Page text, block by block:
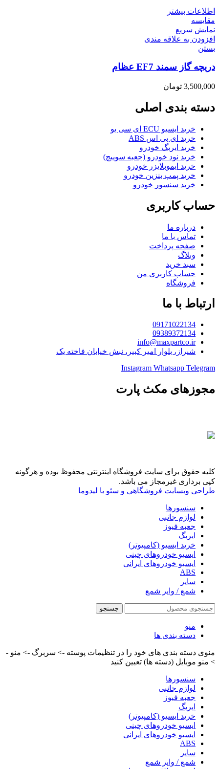
اطلاعات بیشتر
مقایسه
نمایش سریع
افزودن به علاقه مندی
بستن
دریچه گاز سمند EF7 عظام
3,500,000 تومان
دسته بندی اصلی
خرید ایسیو ECU ای سی یو
خرید ای بی اس ABS
خرید ایربگ خودرو
خرید نود خودرو (جعبه سوییچ)
خرید ایموبلایزر خودرو
خرید پمپ بنزین خودرو
خرید سنسور خودرو
حساب کاربری
درباره ما
تماس با ما
صفحه پرداخت
وبلاگ
سبد خرید
حساب کاربری من
فروشگاه
ارتباط با ما
09171022134
09389372134
info@maxpartco.ir
شیراز، بلوار امیر کبیر، نبش خیابان فاخته یک
Instagram Whatsapp Telegram
مجوزهای مکث پارت
کلیه حقوق برای سایت فروشگاه اینترنتی محفوظ بوده و هرگونه
کپی برداری غیرمجاز می باشد.
طراحی وبسایت فروشگاهی و سئو با لیدوما
سنسورها
لوازم جانبی
جعبه فیوز
ایربگ
خرید ایسیو (کامپیوتر)
ایسیو خودروهای چینی
ایسیو خودروهای ایرانی
ABS
سایر
شمع / وایر شمع
جستجو
منو
دسته بندی ها
منوی دسته بندی های خود را در تنظیمات پوسته -> سربرگ -> منو -
> منو موبایل (دسته ها) تعیین کنید
سنسورها
لوازم جانبی
جعبه فیوز
ایربگ
خرید ایسیو (کامپیوتر)
ایسیو خودروهای چینی
ایسیو خودروهای ایرانی
ABS
سایر
شمع / وایر شمع